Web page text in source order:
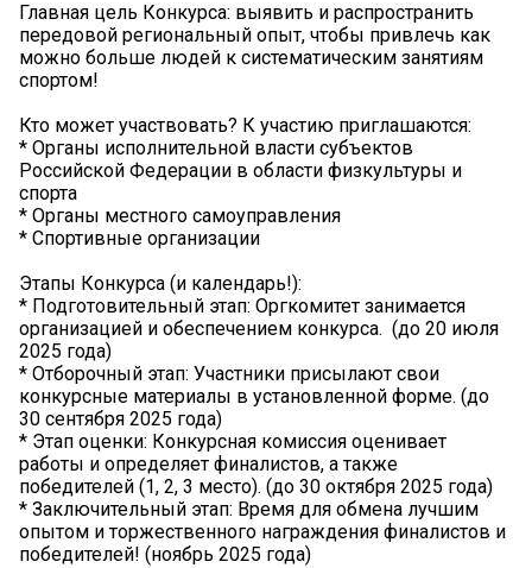
Главная цель Конкурса: выявить и распространить
передовой региональный опыт, чтобы привлечь как
можно больше людей к систематическим занятиям
спортом!
Кто может участвовать? К участию приглашаются:
* Органы исполнительной власти субъектов
Российской Федерации в области физкультуры и
спорта ️
* Органы местного самоуправления ️
* Спортивные организации
Этапы Конкурса (и календарь!): ️
* Подготовительный этап: Оргкомитет занимается
организацией и обеспечением конкурса. ️ (до 20 июля
2025 года)
* Отборочный этап: Участники присылают свои
конкурсные материалы в установленной форме. (до
30 сентября 2025 года)
* Этап оценки: Конкурсная комиссия оценивает
работы и определяет финалистов, а также
победителей (1, 2, 3 место). (до 30 октября 2025 года)
* Заключительный этап: Время для обмена лучшим
опытом и торжественного награждения финалистов и
победителей! (ноябрь 2025 года)